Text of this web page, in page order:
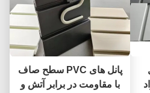
پانل های PVC سطح صاف
با مقاومت در برابر آتش و